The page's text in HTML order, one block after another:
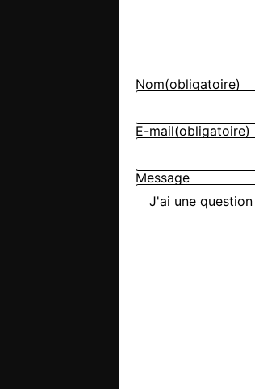
Nom(obligatoire)
E-mail(obligatoire)
Message